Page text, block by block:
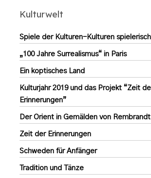
Kulturwelt
Spiele der Kulturen-Kulturen
„100 Jahre Surrealismus“ in Paris
Ein koptisches Land
Kulturjahr 2019 und das Projekt “Zeit
Erinnerungen”
Der Orient in Gemälden von
Zeit der Erinnerungen
Schweden für Anfänger
Tradition und Tänze